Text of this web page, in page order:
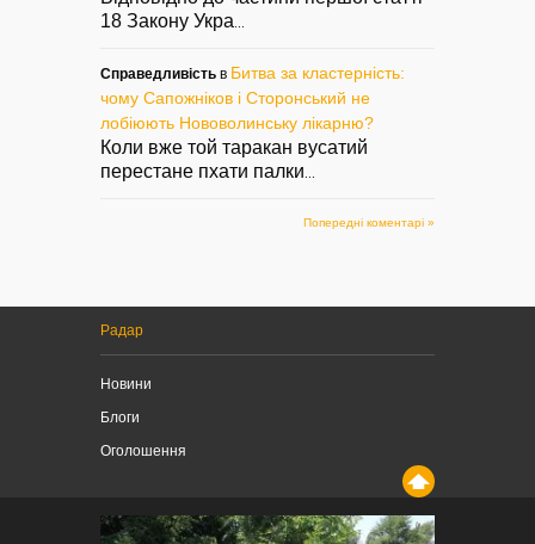
18 Закону Укра
Справедливість в Битва за кластерність:
чому Сапожніков і Сторонський не
лобіюють Нововолинську лікарню?
Коли вже той таракан вусатий
перестане пхати палки
Попередні коментарі »
Радар
Новини
Блоги
Оголошення